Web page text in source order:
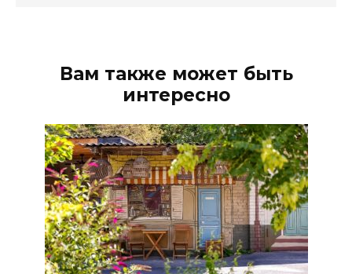
Вам также может быть
интересно